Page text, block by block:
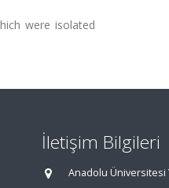
were isolated
İletişim Bilgileri
Anadolu Üniversitesi